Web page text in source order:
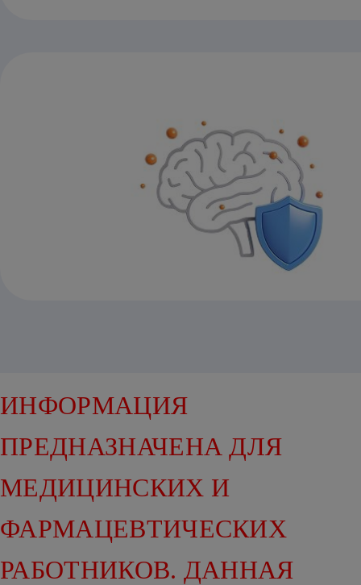
ИНФОРМАЦИЯ
ПРЕДНАЗНАЧЕНА ДЛЯ
МЕДИЦИНСКИХ И
ФАРМАЦЕВТИЧЕСКИХ
РАБОТНИКОВ. ДАННАЯ